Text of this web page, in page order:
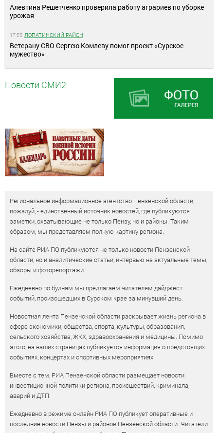
Алевтина Решетченко проверила работу аграриев по уборке
урожая
17:55 ЛОПАТИНСКИЙ РАЙОН
Ветерану СВО Сергею Комлеву помог проект «Сурское
мужество»
Новости СМИ2
Региональное информационное агентство Пензенской области,
пожалуй, - единственный источник новостей, где публикуются
заметки, охватывающие не только Пензу, но и районы. Таким
образом, мы представляем полную картину региона.
На сайте РИА ПО публикуются не только новости Пензенской
области, но и аналитические статьи, интервью на актуальные темы,
обзоры и фоторепортажи.
Ежедневно по будням мы предлагаем читателям дайджест
событий, произошедших в Сурском крае за минувший день.
Новостная лента Пензенской области раскрывает жизнь региона в
сфере экономики, общества, спорта, культуры, образования,
сельского хозяйства, ЖКХ, здравоохранения и медицины. Помимо
этого, на наших страницах публикуется информация о предстоящих
событиях, концертах и спортивных мероприятиях.
Вместе с тем, РИА Пензенской области размещает новости
инвестиционной политики региона, происшествий, криминала,
аварий и ДТП.
Ежедневно в режиме онлайн РИА ПО публикует оперативные и
последние новости Пензы и районов Пензенской области. Читатели